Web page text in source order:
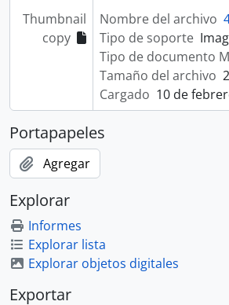
Thumbnail
copy
Nombre del archivo
Tipo de soporte
Tipo de documento
Tamaño del archivo
Cargado 10 de
Portapapeles
Agregar
Explorar
Informes
Explorar lista
Explorar objetos digitales
Exportar